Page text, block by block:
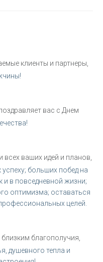
клиенты и партнеры,
вас с Днем
ваших идей и планов,
больших побед на
и в повседневной жизни;
оптимизма; оставаться
целей.
благополучия,
душевного тепла и